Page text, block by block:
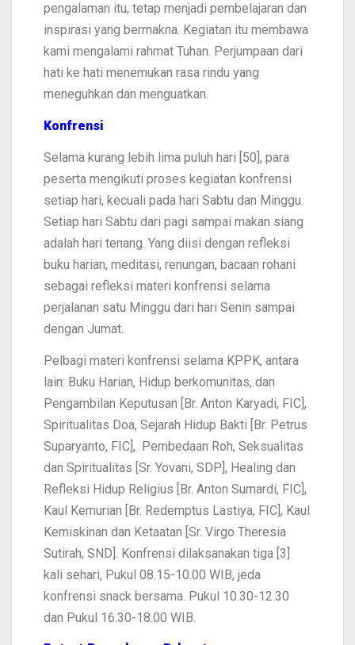
pengalaman itu, tetap menjadi pembelajaran dan
inspirasi yang bermakna. Kegiatan itu membawa
kami mengalami rahmat Tuhan. Perjumpaan dari
hati ke hati menemukan rasa rindu yang
meneguhkan dan menguatkan.
Konfrensi
Selama kurang lebih lima puluh hari [50], para
peserta mengikuti proses kegiatan konfrensi
setiap hari, kecuali pada hari Sabtu dan Minggu.
Setiap hari Sabtu dari pagi sampai makan siang
adalah hari tenang. Yang diisi dengan refleksi
buku harian, meditasi, renungan, bacaan rohani
sebagai refleksi materi konfrensi selama
perjalanan satu Minggu dari hari Senin sampai
dengan Jumat.
Pelbagi materi konfrensi selama KPPK, antara
lain: Buku Harian, Hidup berkomunitas, dan
Pengambilan Keputusan [Br. Anton Karyadi, FIC],
Spiritualitas Doa, Sejarah Hidup Bakti [Br. Petrus
Suparyanto, FIC], Pembedaan Roh, Seksualitas
dan Spiritualitas [Sr. Yovani, SDP], Healing dan
Refleksi Hidup Religius [Br. Anton Sumardi, FIC],
Kaul Kemurian [Br. Redemptus Lastiya, FIC], Kaul
Kemiskinan dan Ketaatan [Sr. Virgo Theresia
Sutirah, SND]. Konfrensi dilaksanakan tiga [3]
kali sehari, Pukul 08.15-10.00 WIB, jeda
konfrensi snack bersama. Pukul 10.30-12.30
dan Pukul 16.30-18.00 WIB.